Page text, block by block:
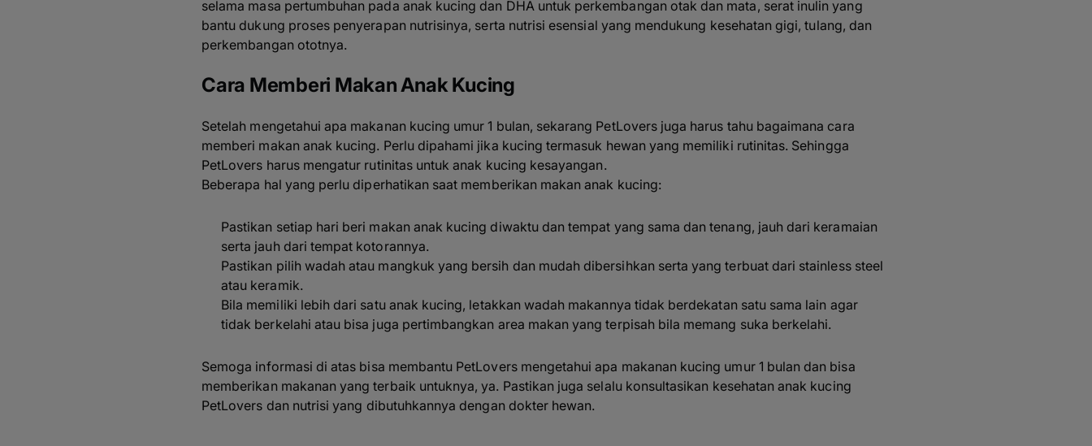
selama masa pertumbuhan pada anak kucing dan DHA untuk perkembangan otak dan mata, serat inulin yang
bantu dukung proses penyerapan nutrisinya, serta nutrisi esensial yang mendukung kesehatan gigi, tulang, dan
perkembangan ototnya.
Cara Memberi Makan Anak Kucing
Setelah mengetahui apa makanan kucing umur 1 bulan, sekarang PetLovers juga harus tahu bagaimana cara
memberi makan anak kucing. Perlu dipahami jika kucing termasuk hewan yang memiliki rutinitas. Sehingga
PetLovers harus mengatur rutinitas untuk anak kucing kesayangan.
Beberapa hal yang perlu diperhatikan saat memberikan makan anak kucing:
Pastikan setiap hari beri makan anak kucing diwaktu dan tempat yang sama dan tenang, jauh dari keramaian
serta jauh dari tempat kotorannya.
Pastikan pilih wadah atau mangkuk yang bersih dan mudah dibersihkan serta yang terbuat dari stainless steel
atau keramik.
Bila memiliki lebih dari satu anak kucing, letakkan wadah makannya tidak berdekatan satu sama lain agar
tidak berkelahi atau bisa juga pertimbangkan area makan yang terpisah bila memang suka berkelahi.
Semoga informasi di atas bisa membantu PetLovers mengetahui apa makanan kucing umur 1 bulan dan bisa
memberikan makanan yang terbaik untuknya, ya. Pastikan juga selalu konsultasikan kesehatan anak kucing
PetLovers dan nutrisi yang dibutuhkannya dengan dokter hewan.